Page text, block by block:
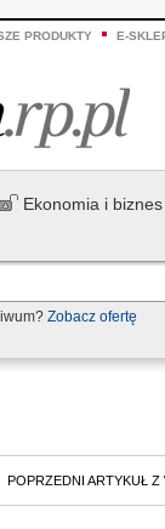
PRODUKTY E-
Ekonomia i biznes
Zobacz ofertę
POPRZEDNI ARTYKUŁ Z